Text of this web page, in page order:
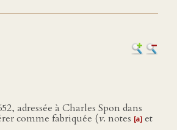
adressée à Charles Spon dans
comme fabriquée (v. notes [a] et